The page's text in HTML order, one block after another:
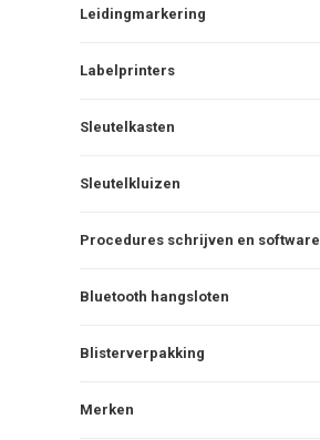
Leidingmarkering
Labelprinters
Sleutelkasten
Sleutelkluizen
Procedures schrijven en software
Bluetooth hangsloten
Blisterverpakking
Merken